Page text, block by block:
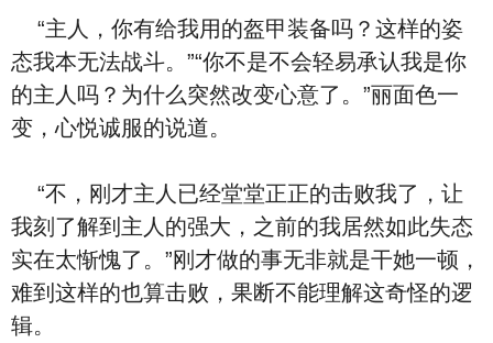
“主人，你有给我用的盔甲装备吗？这样的姿
态我本无法战斗。”“你不是不会轻易承认我是你
的主人吗？为什么突然改变心意了。”丽面⾊一
变，心悦诚服的说道。
“不，刚才主人已经堂堂正正的击败我了，让
我刻了解到主人的强大，之前的我居然如此失态
实在太惭愧了。”刚才做的事无非就是⼲她一顿，
难到这样的也算击败，果断不能理解这奇怪的逻
辑。